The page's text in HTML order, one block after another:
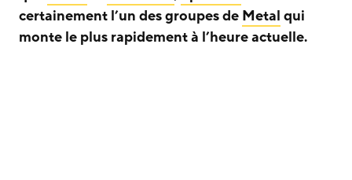
certainement l’un des groupes de Metal qui
monte le plus rapidement à l’heure actuelle.